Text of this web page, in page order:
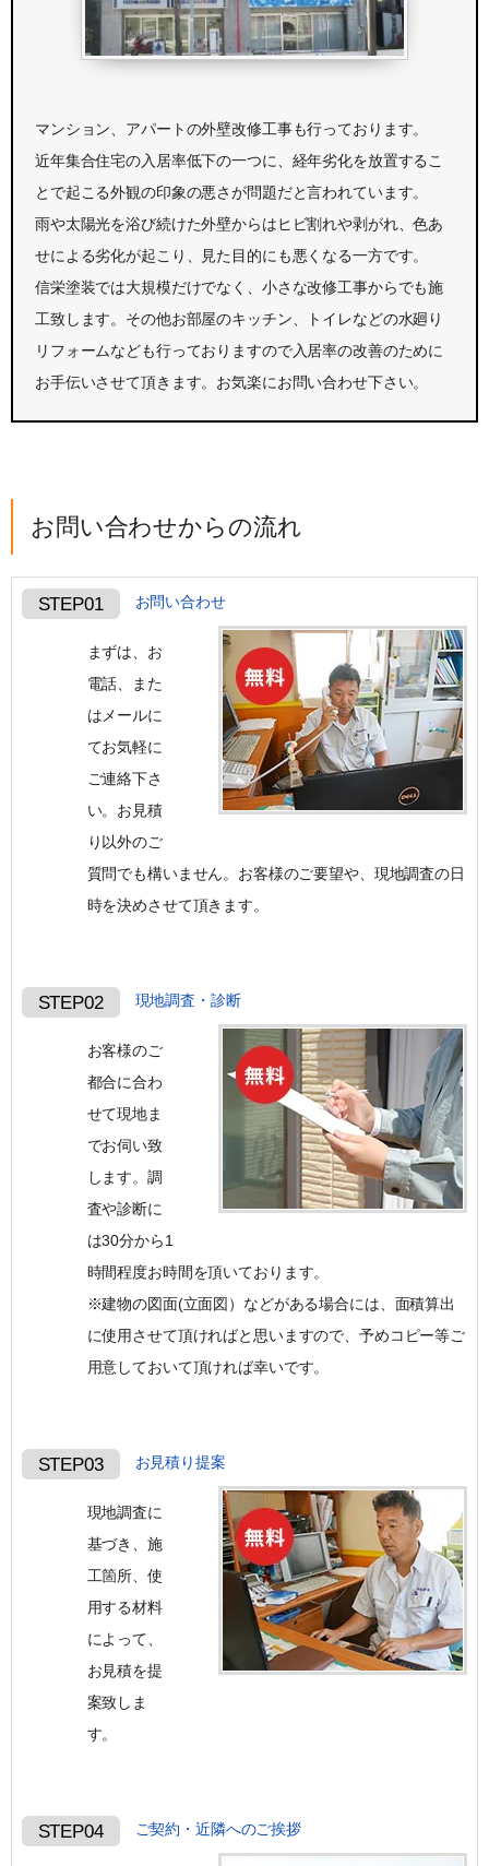
マンション、アパートの外壁改修工事も行っております。
近年集合住宅の入居率低下の一つに、経年劣化を放置するこ
とで起こる外観の印象の悪さが問題だと言われています。
雨や太陽光を浴び続けた外壁からはヒビ割れや剥がれ、色あ
せによる劣化が起こり、見た目的にも悪くなる一方です。
信栄塗装では大規模だけでなく、小さな改修工事からでも施
工致します。その他お部屋のキッチン、トイレなどの水廻り
リフォームなども行っておりますので入居率の改善のために
お手伝いさせて頂きます。お気楽にお問い合わせ下さい。
お問い合わせからの流れ
STEP01 お問い合わせ
まずは、お
電話、また
はメールに
てお気軽に
ご連絡下さ
い。 お見積
り以外のご
質問でも構いません。 お客様のご要望や、現地調査の日
時を決めさせて頂きます。
STEP02 現地調査・診断
お客様のご
都合に合わ
せて現地ま
でお伺い致
します。調
査や診断に
は30分から1
時間程度お時間を頂いております。
※建物の図面(立面図）などがある場合には、面積算出
に使用させて頂ければと思いますので、予めコピー等ご
用意しておいて頂ければ幸いです。
STEP03 お見積り提案
現地調査に
基づき、施
工箇所、使
用する材料
によって、
お見積を提
案致しま
す。
STEP04 ご契約・近隣へのご挨拶